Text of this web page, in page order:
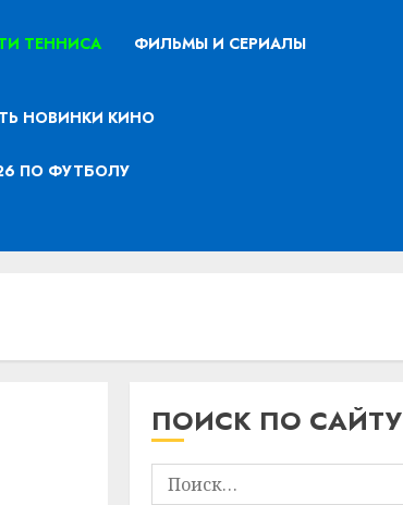
ТЕННИСА ФИЛЬМЫ И СЕРИАЛЫ
НОВИНКИ КИНО
ПО ФУТБОЛУ
ПОИСК ПО САЙТУ
Найти: